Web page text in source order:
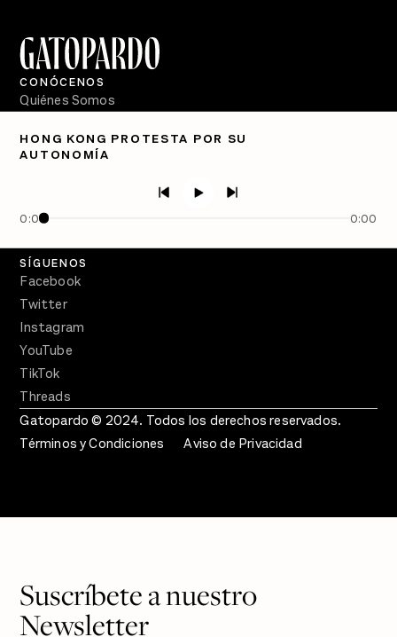
HONG KONG PROTESTA POR SU
AUTONOMÍA
0:00 0:00
CONÓCENOS
Quiénes Somos
PÓDCASTS
Crecer en Distopía
SÍGUENOS
Facebook
Twitter
Instagram
YouTube
TikTok
Threads
Gatopardo © 2024. Todos los derechos reservados.
Términos y Condiciones
Aviso de Privacidad
Suscríbete a nuestro
Newsletter